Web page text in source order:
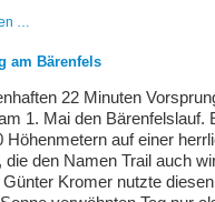
…
Wössinger
Himmelfahrtslauf
am Bärenfels
22 Minuten
1. Mai den Bärenfelslauf.
Höhenmetern auf einer
die den Namen Trail auch
Günter Kromer nutzte